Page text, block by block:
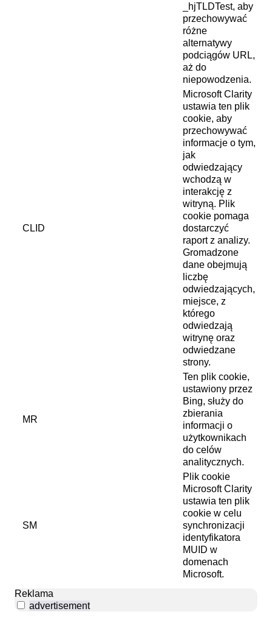
_hjTLDTest, aby
przechowywać
różne
alternatywy
podciągów URL,
aż do
niepowodzenia.
CLID
Microsoft Clarity
ustawia ten plik
cookie, aby
przechowywać
informacje o tym,
jak
odwiedzający
wchodzą w
interakcję z
witryną. Plik
cookie pomaga
dostarczyć
raport z analizy.
Gromadzone
dane obejmują
liczbę
odwiedzających,
miejsce, z
którego
odwiedzają
witrynę oraz
odwiedzane
strony.
MR
Ten plik cookie,
ustawiony przez
Bing, służy do
zbierania
informacji o
użytkownikach
do celów
analitycznych.
SM
Plik cookie
Microsoft Clarity
ustawia ten plik
cookie w celu
synchronizacji
identyfikatora
MUID w
domenach
Microsoft.
Reklama
advertisement